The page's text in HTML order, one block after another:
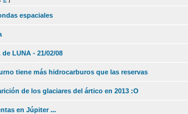
espaciales
de LUNA - 21/02/08
tiene más hidrocarburos que las reservas
de los glaciares del ártico en 2013 :O
en Júpiter ...